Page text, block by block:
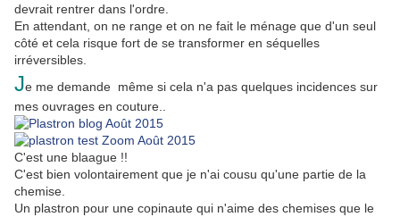
devrait rentrer dans l'ordre.
En attendant, on ne range et on ne fait le ménage que d'un seul
côté et cela risque fort de se transformer en séquelles
irréversibles.
Je me demande même si cela n'a pas quelques incidences sur
mes ouvrages en couture..
C'est une blaague !!
C'est bien volontairement que je n'ai cousu qu'une partie de la
chemise.
Un plastron pour une copinaute qui n'aime des chemises que le